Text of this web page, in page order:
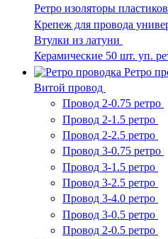
Ретро изоляторы
Крепеж для провода
Втулки из латуни
Керамические 50 шт. уп.
Ретро
Витой провод
Провод 2-0.75 ретро
Провод 2-1.5 ретро
Провод 2-2.5 ретро
Провод 3-0.75 ретро
Провод 3-1.5 ретро
Провод 3-2.5 ретро
Провод 3-4.0 ретро
Провод 3-0.5 ретро
Провод 2-0.5 ретро